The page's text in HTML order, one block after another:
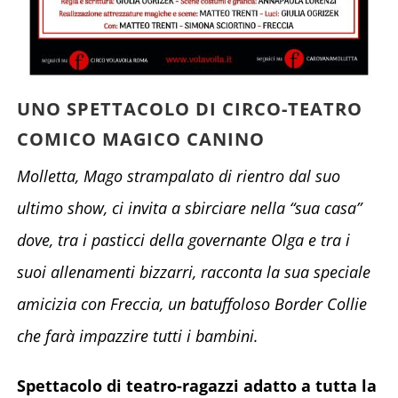
UNO SPETTACOLO DI CIRCO-TEATRO
COMICO MAGICO CANINO
Molletta, Mago strampalato di rientro dal suo
ultimo show, ci invita a sbirciare nella “sua casa”
dove, tra i pasticci della governante Olga e tra i
suoi allenamenti bizzarri, racconta la sua speciale
amicizia con Freccia, un batuffoloso Border Collie
che farà impazzire tutti i bambini.
Spettacolo di teatro-ragazzi adatto a tutta la